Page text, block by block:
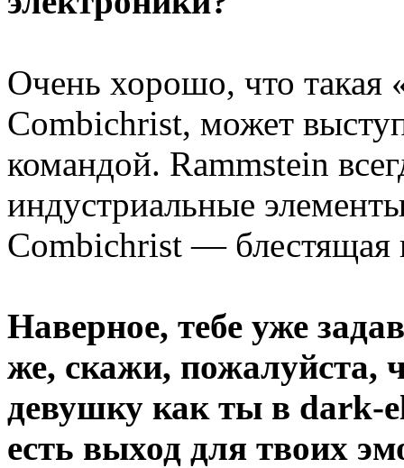
Очень хорошо, что такая
Combichrist, может
командой. Rammstein
индустриальные
Combichrist — блестящая
Наверное, тебе уже
же, скажи, пожалуйста,
девушку как ты в dark-
есть выход для твоих